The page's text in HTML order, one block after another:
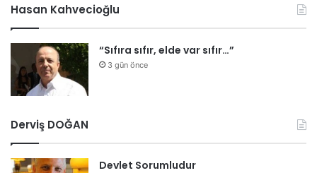
Hasan Kahvecioğlu
“Sıfıra sıfır, elde var sıfır…”
3 gün önce
Derviş DOĞAN
Devlet Sorumludur